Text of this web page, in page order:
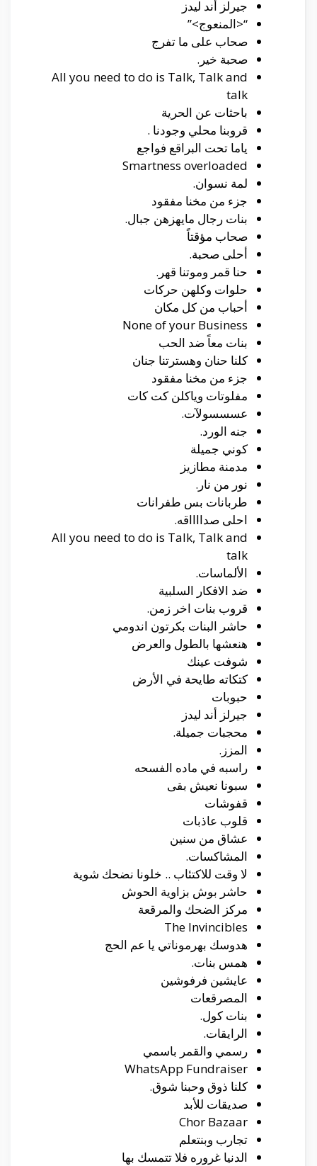
جيرلز أند ليدز
“<المنعوج>”
صحاب على ما تفرج
صحبة خير.
All you need to do is Talk, Talk and
talk
باحثات عن الحرية
قروبنا محلي وجودنا .
ياما تحت البراقع فواجع
Smartness overloaded
لمة نسوان.
جزء من مخنا مفقود
بنات رجال مايهزهن جبال.
صحاب مؤقتاً
أحلى صحبة.
حنا قمر وموتنا قهر.
حلوات وكلهن حركات
أحباب من كل مكان
None of your Business
بنات معاً ضد الحب
كلنا حنان وهسترتنا جنان
جزء من مخنا مفقود
مفلوتات وياكلن كت كات
عسسسولآت.
جنه الورد.
كوني جميلة
مدمنة مطازيز
نور من نار.
طربانات بس طفرانات
احلى صدااااقه.
All you need to do is Talk, Talk and
talk
الألماسات.
ضد الافكار السلبية
قروب بنات اخر زمن.
حاشر البنات بكرتون اندومي
هنعشها بالطول والعرض
شوفت عينك
كتكاته طايحة في الأرض
حبوبات
جيرلز أند ليدز
محجبات جميلة.
المزز.
راسبه في ماده الفسحه
سبونا نعيش بقى
قفوشات
قلوب عاذبات
عشاق من سنين
المشاكسات.
لا وقت للاكتئاب .. خلونا نضحك شوية
حاشر بوش بزاوية الحوش
مركز الضحك والمرقعة
The Invincibles
هدوسك بهرموناتي يا عم الحج
همس بنات.
عايشين فرفوشين
المصرقعات
بنات كول.
الرايقات.
رسمي والقمر باسمي
WhatsApp Fundraiser
كلنا ذوق وحبنا شوق.
صديقات للأبد
Chor Bazaar
تجارب وبنتعلم
الدنيا غروره فلا تتمسك بها